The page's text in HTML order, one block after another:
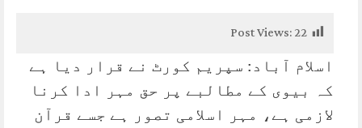
Post Views:22
اسلام آباد: سپریم کورٹ نے قرار دیا ہے
کہ بیوی کے مطالبے پر حق مہر ادا کرنا
لازمی ہے، مہر اسلامی تصور ہے جسے قرآن